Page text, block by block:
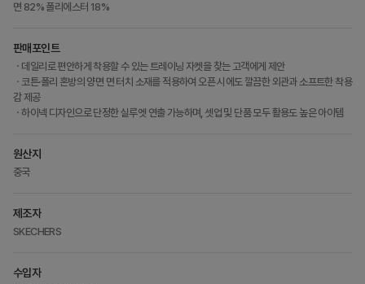
면 82% 폴리에스터 18%
판매포인트
ㆍ데일리로 편안하게 착용할 수 있는 트레이닝 자켓을 찾는 고객에게 제안
ㆍ코튼·폴리 혼방의 양면 면 터치 소재를 적용하여 오픈 시에도 깔끔한 외관과 소프트한 착용
감 제공
ㆍ하이넥 디자인으로 단정한 실루엣 연출 가능하며, 셋업 및 단품 모두 활용도 높은 아이템
원산지
중국
제조자
SKECHERS
수입자